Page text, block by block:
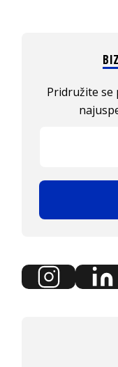
Pridružite se